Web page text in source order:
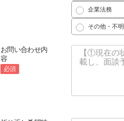
企業法務
その他・不明
お問い合わせ内
容
必須